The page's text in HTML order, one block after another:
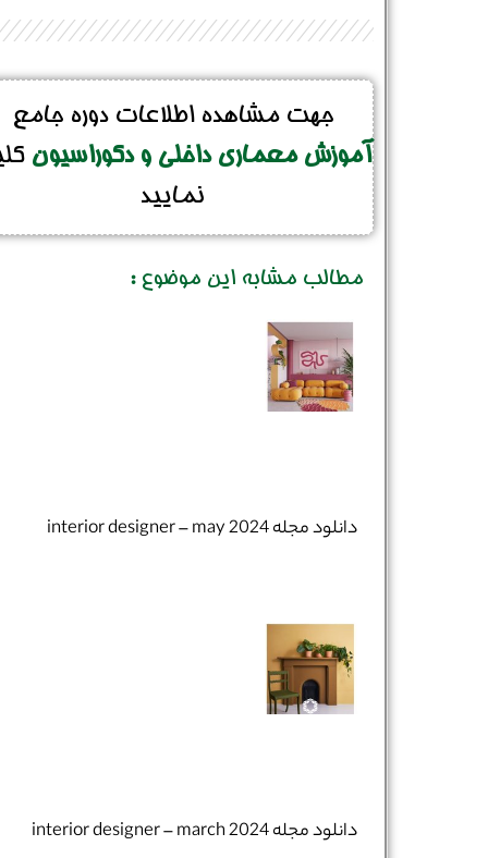
جهت مشاهده اطلاعات دوره جامع
آموزش معماری داخلی و دکوراسیون
نمایید
مطالب مشابه این موضوع :
دانلود مجله interior designer – may 2024
دانلود مجله interior designer – march 2024